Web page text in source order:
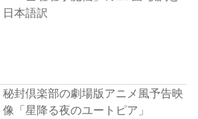
日本語訳
秘封倶楽部の劇場版アニメ風予告映
像「星降る夜のユートピア」